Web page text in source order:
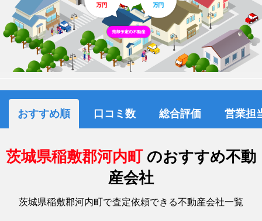
おすすめ順 口コミ数 総合評価 営業担
茨城県稲敷郡河内町 のおすすめ不動
産会社
茨城県稲敷郡河内町で査定依頼できる不動産会社一覧